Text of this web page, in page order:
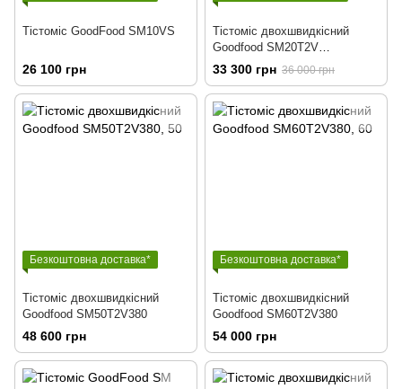
Тістоміс GoodFood SM10VS
26 100 грн
Тістоміс двохшвидкісний
Goodfood SM20T2V
промисловий
33 300 грн 36 000 грн
Безкоштовна доставка*
Тістоміс двохшвидкісний
Goodfood SM50T2V380
48 600 грн
Безкоштовна доставка*
Тістоміс двохшвидкісний
Goodfood SM60T2V380
54 000 грн